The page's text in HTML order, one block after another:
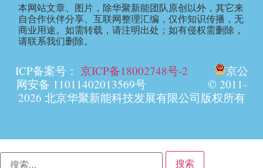
ICP备案号： 京ICP备18002748号-2
京公
网安备 11011402013569号 © 2011-
2026 北京华聚新能科技发展有限公司版权所有
本网站文章、图片，除华聚新能团队原创以外，其它来
自合作伙伴分享、互联网整理汇编，仅作知识传播，无
商业用途。如需转载，请注明出处；如有侵权需删除，
请联系我们删除。